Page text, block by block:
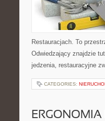
Restauracjach. To
Odwiedzający znajdzie
jedzenia, restauracyjne
CATEGORIES:
ERGONOMIA